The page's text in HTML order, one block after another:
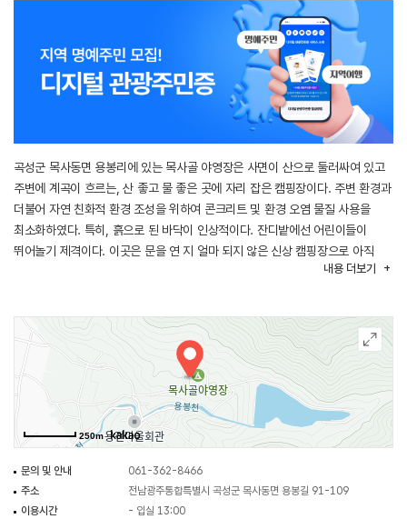
곡성군 목사동면 용봉리에 있는 목사골 야영장은 사면이 산으로 둘러싸여 있고
주변에 계곡이 흐르는, 산 좋고 물 좋은 곳에 자리 잡은 캠핑장이다. 주변 환경과
더불어 자연 친화적 환경 조성을 위하여 콘크리트 및 환경 오염 물질 사용을
최소화하였다. 특히, 흙으로 된 바닥이 인상적이다. 잔디밭에선 어린이들이
뛰어놀기 제격이다. 이곳은 문을 연 지 얼마 되지 않은 신상 캠핑장으로 아직
사람들에게 많이 알려지지 않아 한적한 편이다. 조용히 캠핑하길 원하는
인파에 휩쓸리지 않고 유유히 물놀이를 즐길 수 있다. 목사골 야영장은 주변에
함께 즐길 거리도 많은데, 약 30분 거리에 곡성 세계 장미축제장과 순천 국가
정원 1호, 천년고찰 송광사, 태안사, 선암사 등 많은 관광지 및 역사 유적지가
있으며 섬진강, 보성강 자전거 도로가 있다.
내용 더보기
250m
문의 및 안내
061-362-8466
주소
전남광주통합특별시 곡성군 목사동면 용봉길 91-109
이용시간
- 입실 13:00